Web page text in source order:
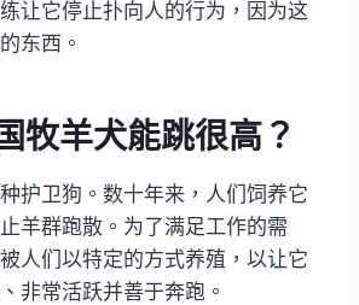
让它停止扑向人的行为，因为这
东西。
牧羊犬能跳很高？
护卫狗。数十年来，人们饲养它
羊群跑散。为了满足工作的需
人们以特定的方式养殖，以让它
非常活跃并善于奔跑。